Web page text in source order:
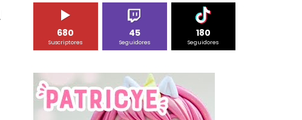
680
Suscriptores
45
Seguidores
180
Seguidores